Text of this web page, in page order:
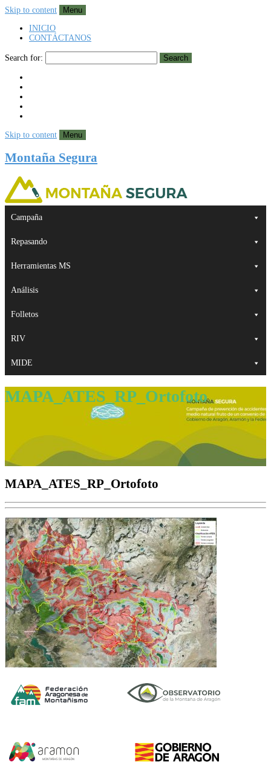
Skip to content
Menu
INICIO
CONTÁCTANOS
Search for: Search
Skip to content Menu
Montaña Segura
Campaña
Repasando
Herramientas MS
Análisis
Folletos
RIV
MIDE
MAPA_ATES_RP_Ortofoto
MAPA_ATES_RP_Ortofoto